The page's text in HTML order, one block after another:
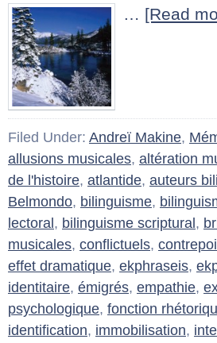
… [Read
Filed Under: Andreï Makine,
allusions musicales, altération
de l'histoire, atlantide, auteurs
Belmondo, bilinguisme,
lectoral , bilinguisme scriptural ,
musicales, conflictuels,
effet dramatique, ekphraseis,
identitaire, émigrés, empathie,
psychologique, fonction
identification, immobilisation,